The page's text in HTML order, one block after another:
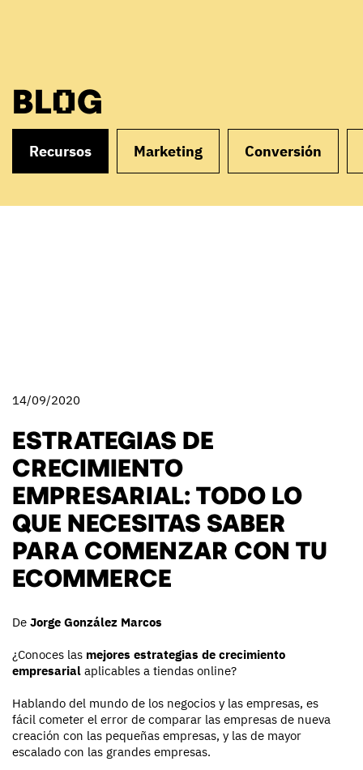
BLOG
Recursos Marketing Conversión
14/09/2020
ESTRATEGIAS DE
CRECIMIENTO
EMPRESARIAL: TODO LO
QUE NECESITAS SABER
PARA COMENZAR CON TU
ECOMMERCE
De Jorge González Marcos
¿Conoces las mejores estrategias de crecimiento
empresarial aplicables a tiendas online?
Hablando del mundo de los negocios y las empresas, es
fácil cometer el error de comparar las empresas de nueva
creación con las pequeñas empresas, y las de mayor
escalado con las grandes empresas.